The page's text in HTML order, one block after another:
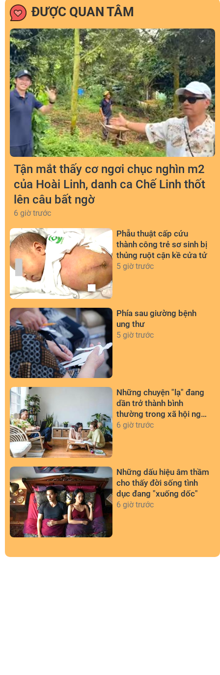
ĐƯỢC QUAN TÂM
Tận mắt thấy cơ ngơi chục nghìn m2
của Hoài Linh, danh ca Chế Linh thốt
lên câu bất ngờ
6 giờ trước
Phẫu thuật cấp cứu
thành công trẻ sơ sinh bị
thủng ruột cận kề cửa tử
5 giờ trước
Phía sau giường bệnh
ung thư
5 giờ trước
Những chuyện "lạ" đang
dần trở thành bình
thường trong xã hội ngày
nay
6 giờ trước
Những dấu hiệu âm thầm
cho thấy đời sống tình
dục đang "xuống dốc"
6 giờ trước